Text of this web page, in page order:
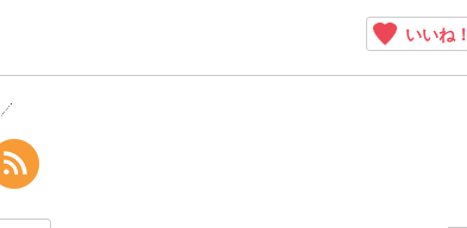
いいね！